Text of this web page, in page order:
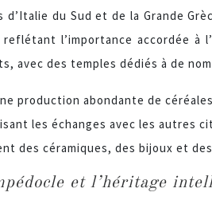
du Sud et de la Grande
l’importance accordée à
avec des temples dédiés à de
production abondante de
les échanges avec les autres
des céramiques, des bijoux et
et l’héritage